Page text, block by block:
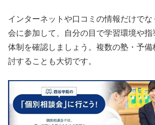
インターネットや口コミの情報だけで
会に参加して、自分の目で学習環境や指
体制を確認しましょう。複数の塾・予備
討することも大切です。